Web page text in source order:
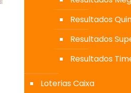
Resultados
Resultados
Resultados
Loterias Caixa